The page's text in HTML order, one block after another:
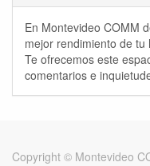
En Montevideo COMM
mejor rendimiento de tu
Te ofrecemos este
comentarios e
Copyright © Montevideo